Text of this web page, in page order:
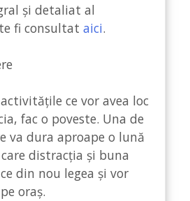
și detaliat al
fi consultat aici.
ce vor avea loc
fac o poveste. Una de
va dura aproape o lună
distracția și buna
din nou legea și vor
oraș.